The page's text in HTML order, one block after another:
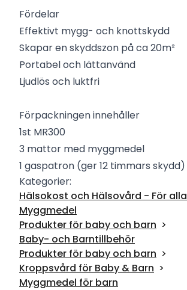
Fördelar
Effektivt mygg- och knottskydd
Skapar en skyddszon på ca 20m²
Portabel och lättanvänd
Ljudlös och luktfri
Förpackningen innehåller
1st MR300
3 mattor med myggmedel
1 gaspatron (ger 12 timmars skydd)
Kategorier:
Hälsokost och Hälsovård - För alla
Myggmedel
Produkter för baby och barn
Baby- och Barntillbehör
Produkter för baby och barn
Kroppsvård för Baby & Barn
Myggmedel för barn